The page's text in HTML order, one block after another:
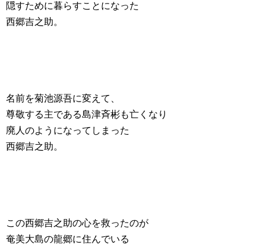
隠すために暮らすことになった
西郷吉之助。
名前を菊池源吾に変えて、
尊敬する主である島津斉彬も亡くなり
廃人のようになってしまった
西郷吉之助。
この西郷吉之助の心を救ったのが
奄美大島の龍郷に住んでいる